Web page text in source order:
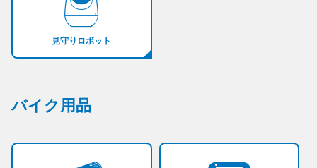
見守りロボット
バイク用品